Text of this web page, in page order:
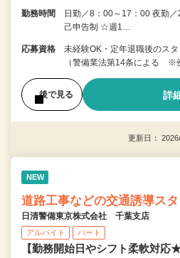
勤務時間
日勤／8：00～17：00 夜勤
己申告制 ☆週1…
応募資格
未経験OK・定年退職後のス
（警備業法第14条による ※
後で見る 詳
更新日：
NEW
道路工事などの交通誘導ス
日清警備東京株式会社 千葉支店
アルバイト パート
【勤務開始日やシフト柔軟対応